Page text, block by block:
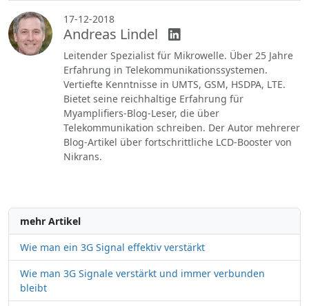
17-12-2018
Andreas Lindel
Leitender Spezialist für Mikrowelle. Über 25 Jahre
Erfahrung in Telekommunikationssystemen.
Vertiefte Kenntnisse in UMTS, GSM, HSDPA, LTE.
Bietet seine reichhaltige Erfahrung für
Myamplifiers-Blog-Leser, die über
Telekommunikation schreiben. Der Autor mehrerer
Blog-Artikel über fortschrittliche LCD-Booster von
Nikrans.
mehr Artikel
Wie man ein 3G Signal effektiv verstärkt
Wie man 3G Signale verstärkt und immer verbunden
bleibt